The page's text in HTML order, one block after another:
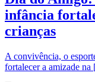
infância
crianças
A convivência, o
fortalecer a amizade